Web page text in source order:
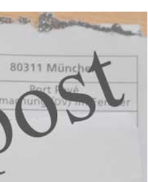
links der Altmühl
im Einsatz bei Brand im Solnhofener